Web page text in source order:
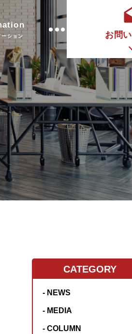
お問
ーション
CATEGORY
- NEWS
- MEDIA
- COLUMN